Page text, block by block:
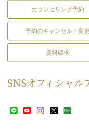
カウンセリング予約
予約のキャンセル・変更
資料請求
SNSオフィシャル